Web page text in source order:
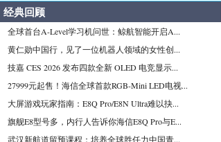
经典回顾
全球首台A-Level学习机问世：鲸航智能开启A...
黄仁勋中国行，见了一位机器人领域的女性创...
技嘉 CES 2026 发布四款全新 OLED 电竞显示...
27999元起售！海信全球首款RGB-Mini LED电视...
大屏游戏玩家指南：E8Q Pro/E8N Ultra难以抉...
旗舰E8型号多，内行人告诉你海信E8Q Pro与E...
武汉新航道留预课程：培养全球胜任力中国青...